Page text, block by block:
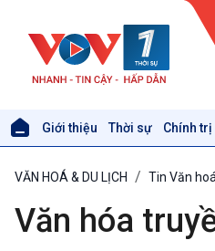
Giới thiệu Thời sự Chính trị
VĂN HOÁ & DU LỊCH Tin Văn
Văn hóa